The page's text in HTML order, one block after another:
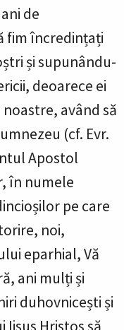
de
fim încredințați
și supunându-
deoarece ei
având să
(cf. Evr.
Apostol
în numele
pe care
noi,
eparhial, Vă
ani mulți și
duhovnicești și
Hristos să